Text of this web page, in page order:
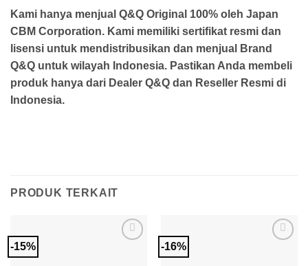
Kami hanya menjual Q&Q Original 100% oleh Japan
CBM Corporation. Kami memiliki sertifikat resmi dan
lisensi untuk mendistribusikan dan menjual Brand
Q&Q untuk wilayah Indonesia. Pastikan Anda membeli
produk hanya dari Dealer Q&Q dan Reseller Resmi di
Indonesia.
PRODUK TERKAIT
-15% -16%